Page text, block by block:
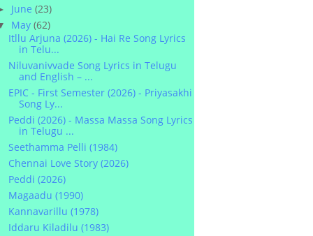
June(23)
May(62)
Itllu Arjuna (2026) - Hai Re Song Lyrics
in Telu...
Niluvanivvade Song Lyrics in Telugu
and English – ...
EPIC - First Semester (2026) - Priyasakhi
Song Ly...
Peddi (2026) - Massa Massa Song Lyrics
in Telugu ...
Seethamma Pelli (1984)
Chennai Love Story (2026)
Peddi (2026)
Magaadu (1990)
Kannavarillu (1978)
Iddaru Kiladilu (1983)